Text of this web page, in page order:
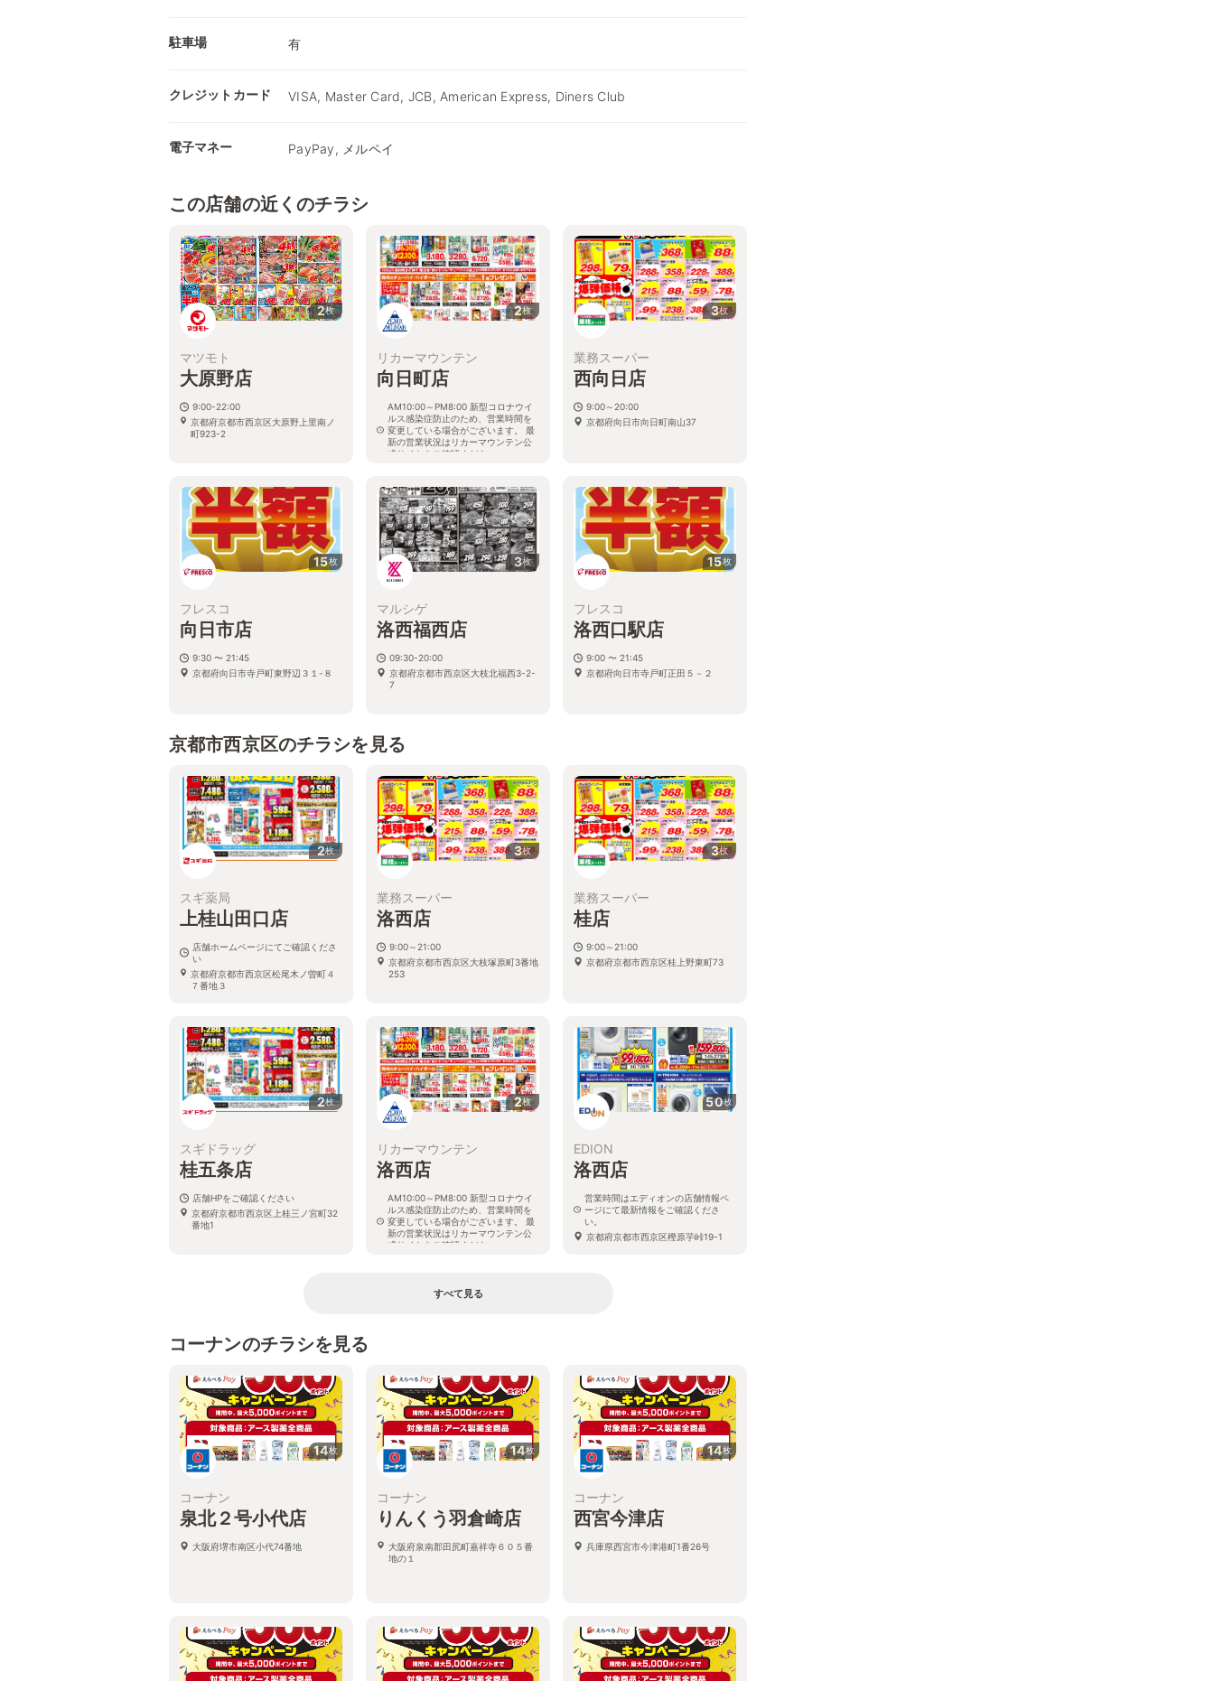
駐車場 有
クレジットカード VISA, Master Card, JCB, American Express, Diners Club
電子マネー PayPay, メルペイ
この店舗の近くのチラシ
2枚
マツモト
大原野店
9:00-22:00
京都府京都市西京区大原野上里南ノ
町923-2
2枚
リカーマウンテン
向日町店
AM10:00～PM8:00 新型コロナウイ
ルス感染症防止のため、営業時間を
変更している場合がございます。 最
新の営業状況はリカーマウンテン公
式サイトをご確認ください。
3枚
業務スーパー
西向日店
9:00～20:00
京都府向日市向日町南山37
15枚
フレスコ
向日市店
9:30 〜 21:45
京都府向日市寺戸町東野辺３１-８
3枚
マルシゲ
洛西福西店
09:30-20:00
京都府京都市西京区大枝北福西3-2-
7
15枚
フレスコ
洛西口駅店
9:00 〜 21:45
京都府向日市寺戸町正田５－２
京都市西京区のチラシを見る
2枚
スギ薬局
上桂山田口店
店舗ホームページにてご確認くださ
い
京都府京都市西京区松尾木ノ曽町４
７番地３
3枚
業務スーパー
洛西店
9:00～21:00
京都府京都市西京区大枝塚原町3番地
253
3枚
業務スーパー
桂店
9:00～21:00
京都府京都市西京区桂上野東町73
2枚
スギドラッグ
桂五条店
店舗HPをご確認ください
京都府京都市西京区上桂三ノ宮町32
番地1
2枚
リカーマウンテン
洛西店
AM10:00～PM8:00 新型コロナウイ
ルス感染症防止のため、営業時間を
変更している場合がございます。 最
新の営業状況はリカーマウンテン公
式サイトをご確認ください。
50枚
EDION
洛西店
営業時間はエディオンの店舗情報ペ
ージにて最新情報をご確認くださ
い。
京都府京都市西京区樫原芋峠19-1
すべて見る
コーナンのチラシを見る
14枚
コーナン
泉北２号小代店
大阪府堺市南区小代74番地
14枚
コーナン
りんくう羽倉崎店
大阪府泉南郡田尻町嘉祥寺６０５番
地の１
14枚
コーナン
西宮今津店
兵庫県西宮市今津港町1番26号